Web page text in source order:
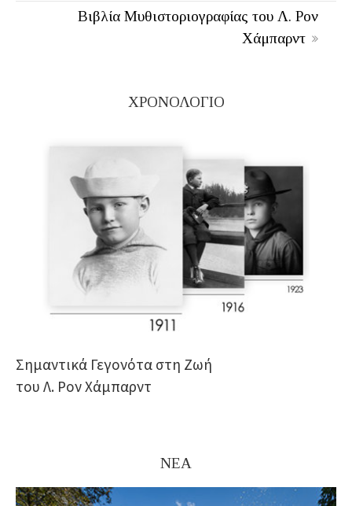
Βιβλία Μυθιστοριογραφίας του Λ. Ρον
Χάμπαρντ
ΧΡΟΝΟΛΟΓΙΟ
Σημαντικά Γεγονότα στη Ζωή
του Λ. Ρον Χάμπαρντ
ΝΕΑ